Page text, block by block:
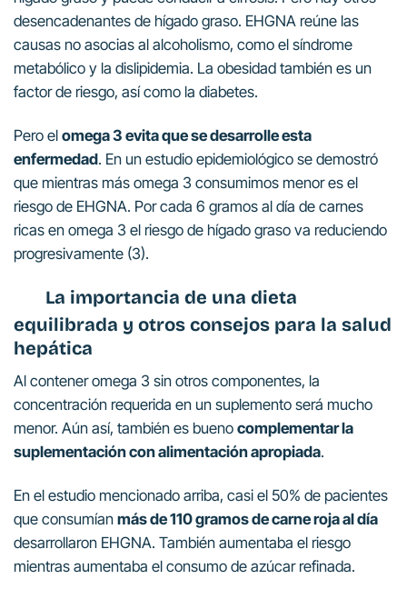
desencadenantes de hígado graso. EHGNA reúne las
causas no asocias al alcoholismo, como el síndrome
metabólico y la dislipidemia. La obesidad también es un
factor de riesgo, así como la diabetes.
Pero el omega 3 evita que se desarrolle esta
enfermedad. En un estudio epidemiológico se demostró
que mientras más omega 3 consumimos menor es el
riesgo de EHGNA. Por cada 6 gramos al día de carnes
ricas en omega 3 el riesgo de hígado graso va reduciendo
progresivamente (3).
La importancia de una dieta
equilibrada y otros consejos para la salud
hepática
Al contener omega 3 sin otros componentes, la
concentración requerida en un suplemento será mucho
menor. Aún así, también es bueno complementar la
suplementación con alimentación apropiada.
En el estudio mencionado arriba, casi el 50% de pacientes
que consumían más de 110 gramos de carne roja al día
desarrollaron EHGNA. También aumentaba el riesgo
mientras aumentaba el consumo de azúcar refinada.